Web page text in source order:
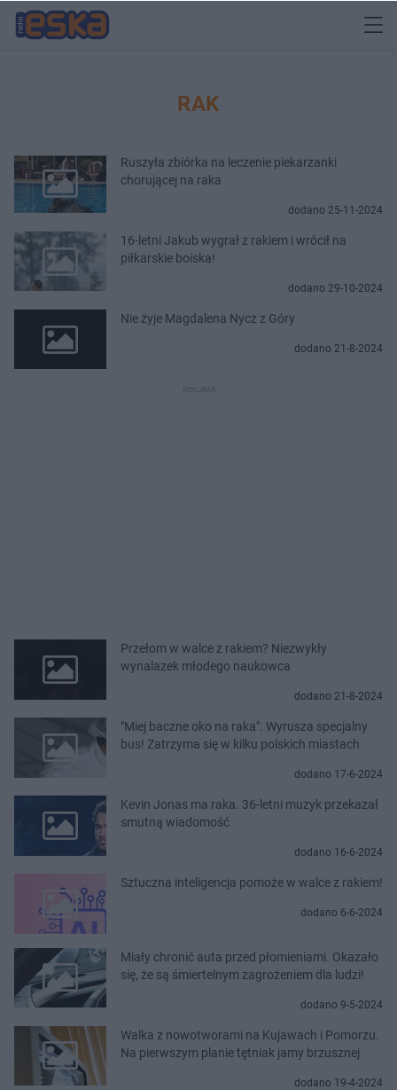
RAK
Ruszyła zbiórka na leczenie piekarzanki
chorującej na raka
dodano 25-11-2024
16-letni Jakub wygrał z rakiem i wrócił na
piłkarskie boiska!
dodano 29-10-2024
Nie żyje Magdalena Nycz z Góry
dodano 21-8-2024
Przełom w walce z rakiem? Niezwykły
wynalazek młodego naukowca
dodano 21-8-2024
"Miej baczne oko na raka". Wyrusza specjalny
bus! Zatrzyma się w kilku polskich miastach
dodano 17-6-2024
Kevin Jonas ma raka. 36-letni muzyk przekazał
smutną wiadomość
dodano 16-6-2024
Sztuczna inteligencja pomoże w walce z rakiem!
dodano 6-6-2024
Miały chronić auta przed płomieniami. Okazało
się, że są śmiertelnym zagrożeniem dla ludzi!
dodano 9-5-2024
Walka z nowotworami na Kujawach i Pomorzu.
Na pierwszym planie tętniak jamy brzusznej
dodano 19-4-2024